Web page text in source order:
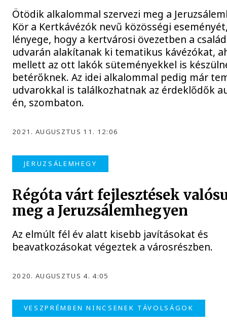
Ötödik alkalommal szervezi meg a
Kör a Kertkávézók nevű közösségi
lényege, hogy a kertvárosi övezetben a
udvarán alakítanak ki tematikus kávézókat,
mellett az ott lakók süteményekkel is
betérőknek. Az idei alkalommal pedig már
udvarokkal is találkozhatnak az érdeklődők
én, szombaton.
2021. AUGUSZTUS 11. 12:06
JERUZSÁLEMHEGY
Régóta várt fejlesztések
meg a Jeruzsálemhegyen
Az elmúlt fél év alatt kisebb javításokat és
beavatkozásokat végeztek a városrészben.
2020. AUGUSZTUS 4. 4:05
VESZPRÉMBEN NINCSENEK TÁVOLSÁGOK